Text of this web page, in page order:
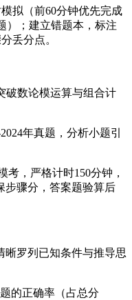
模拟（前60分钟优先完成
）；建立错题本，标注
丢分点。
破数论模运算与组合计
2024年真题，分析小题引
考，严格计时150分钟，
步骤分，答案题验算后
晰罗列已知条件与推导思
的正确率（占总分